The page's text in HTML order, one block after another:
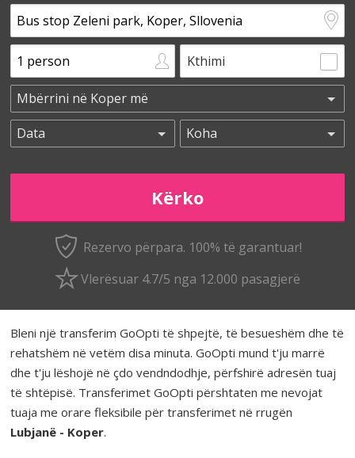
Kthimi
Rezervo përpara. 100% të garantuar!
Vlerësuar 4.7/5 nga 12.000 pasagjerë
Bleni një transferim GoOpti të shpejtë, të besueshëm dhe të
rehatshëm në vetëm disa minuta. GoOpti mund t'ju marrë
dhe t'ju lëshojë në çdo vendndodhje, përfshirë adresën tuaj
të shtëpisë. Transferimet GoOpti përshtaten me nevojat
tuaja me orare fleksibile për transferimet në rrugën
Lubjanë - Koper.